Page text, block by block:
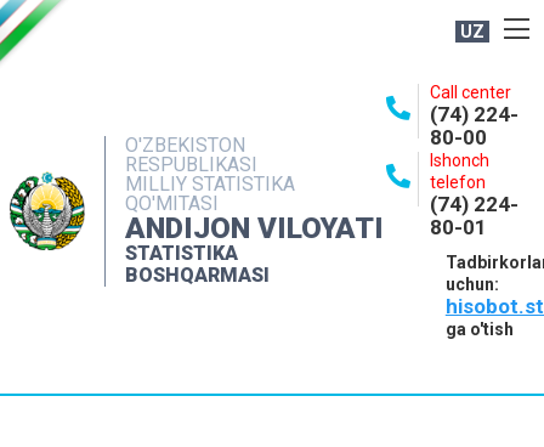
UZ
O'ZBEKISTON
RESPUBLIKASI
MILLIY STATISTIKA
QO'MITASI
ANDIJON VILOYATI
STATISTIKA
BOSHQARMASI
Call center
(74) 224-
80-00
Ishonch
telefon
(74) 224-
80-01
uchun:
ga o'tish
NASHRLAR
INTERAKTIV XIZMATLAR
MATBUOT XIZMATI
MUROJAATLAR